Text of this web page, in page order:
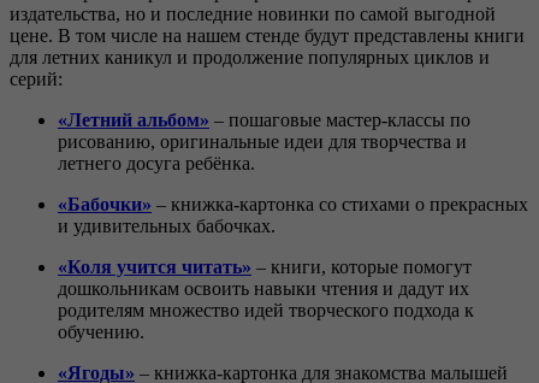
издательства, но и последние новинки по самой выгодной
цене. В том числе на нашем стенде будут представлены книги
для летних каникул и продолжение популярных циклов и
серий:
«Летний альбом» – пошаговые мастер-классы по
рисованию, оригинальные идеи для творчества и
летнего досуга ребёнка.
«Бабочки» – книжка-картонка со стихами о прекрасных
и удивительных бабочках.
«Коля учится читать» – книги, которые помогут
дошкольникам освоить навыки чтения и дадут их
родителям множество идей творческого подхода к
обучению.
«Ягоды» – книжка-картонка для знакомства малышей